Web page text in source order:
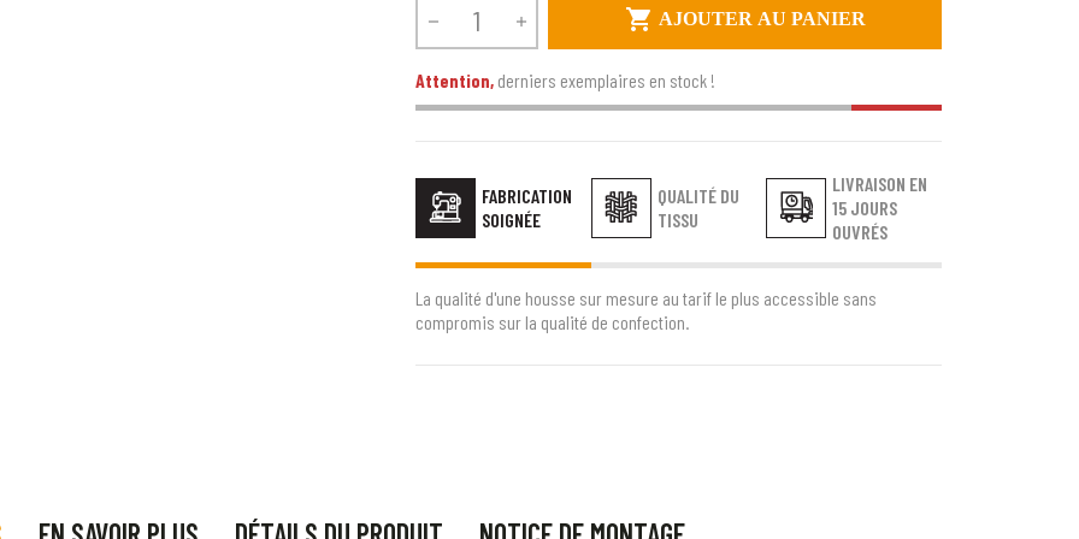
   AJOUTER AU PANIER
Attention, derniers exemplaires en stock !
FABRICATION
SOIGNÉE
QUALITÉ DU
TISSU
LIVRAISON EN
15 JOURS
OUVRÉS
La qualité d'une housse sur mesure au tarif le plus accessible sans
compromis sur la qualité de confection.